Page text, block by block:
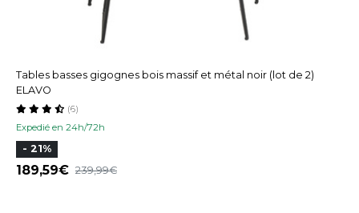
Tables basses gigognes bois massif et métal noir (lot de 2)
ELAVO
Expedié en 24h/72h
(6)
- 21%
189,59 239,99